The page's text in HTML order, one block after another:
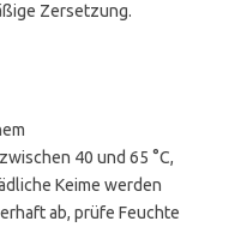
Zersetzung.
40 und 65 °C,
Keime werden
ab, prüfe Feuchte